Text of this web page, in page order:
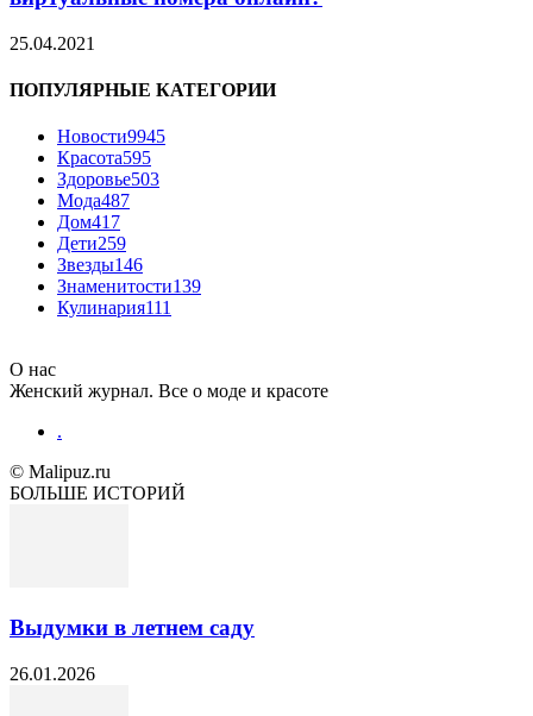
25.04.2021
ПОПУЛЯРНЫЕ КАТЕГОРИИ
Новости9945
Красота595
Здоровье503
Мода487
Дом417
Дети259
Звезды146
Знаменитости139
Кулинария111
О нас
Женский журнал. Все о моде и красоте
.
© Malipuz.ru
БОЛЬШЕ ИСТОРИЙ
Выдумки в летнем саду
26.01.2026